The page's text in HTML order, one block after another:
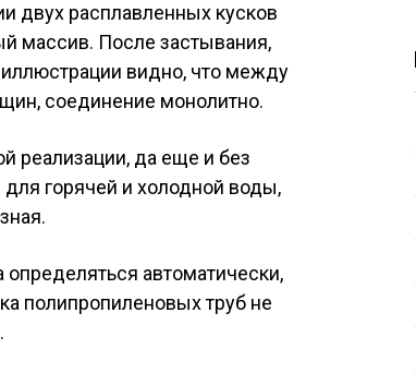
двух расплавленных кусков
массив. После застывания,
видно, что между
соединение монолитно.
реализации, да еще и без
горячей и холодной воды,
автоматически,
полипропиленовых труб не